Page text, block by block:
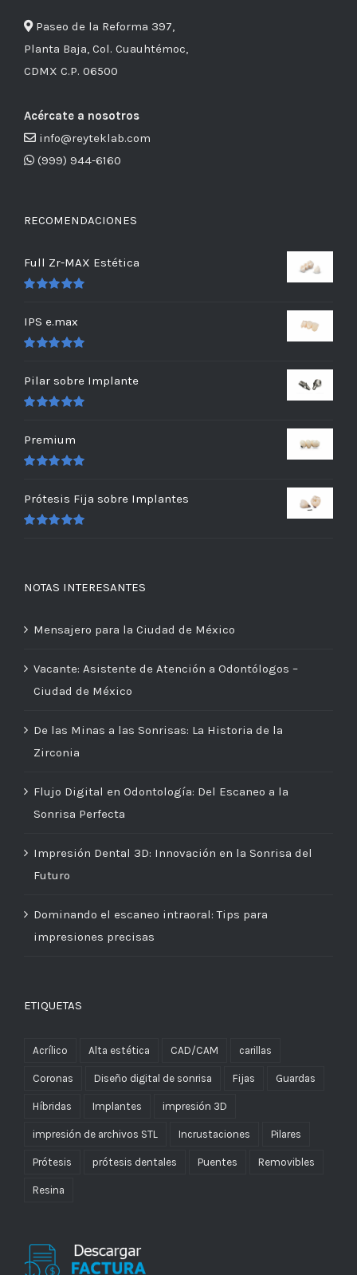
Paseo de la Reforma 397,
Planta Baja, Col. Cuauhtémoc,
CDMX C.P. 06500
Acércate a nosotros
info@reyteklab.com
(999) 944-6160
RECOMENDACIONES
Full Zr-MAX Estética
IPS e.max
Pilar sobre Implante
Premium
Prótesis Fija sobre Implantes
NOTAS INTERESANTES
Mensajero para la Ciudad de México
Vacante: Asistente de Atención a Odontólogos –
Ciudad de México
De las Minas a las Sonrisas: La Historia de la
Zirconia
Flujo Digital en Odontología: Del Escaneo a la
Sonrisa Perfecta
Impresión Dental 3D: Innovación en la Sonrisa del
Futuro
Dominando el escaneo intraoral: Tips para
impresiones precisas
ETIQUETAS
Acrílico Alta estética CAD/CAM carillas
Coronas Diseño digital de sonrisa Fijas Guardas
Híbridas Implantes impresión 3D
impresión de archivos STL Incrustaciones Pilares
Prótesis prótesis dentales Puentes Removibles
Resina